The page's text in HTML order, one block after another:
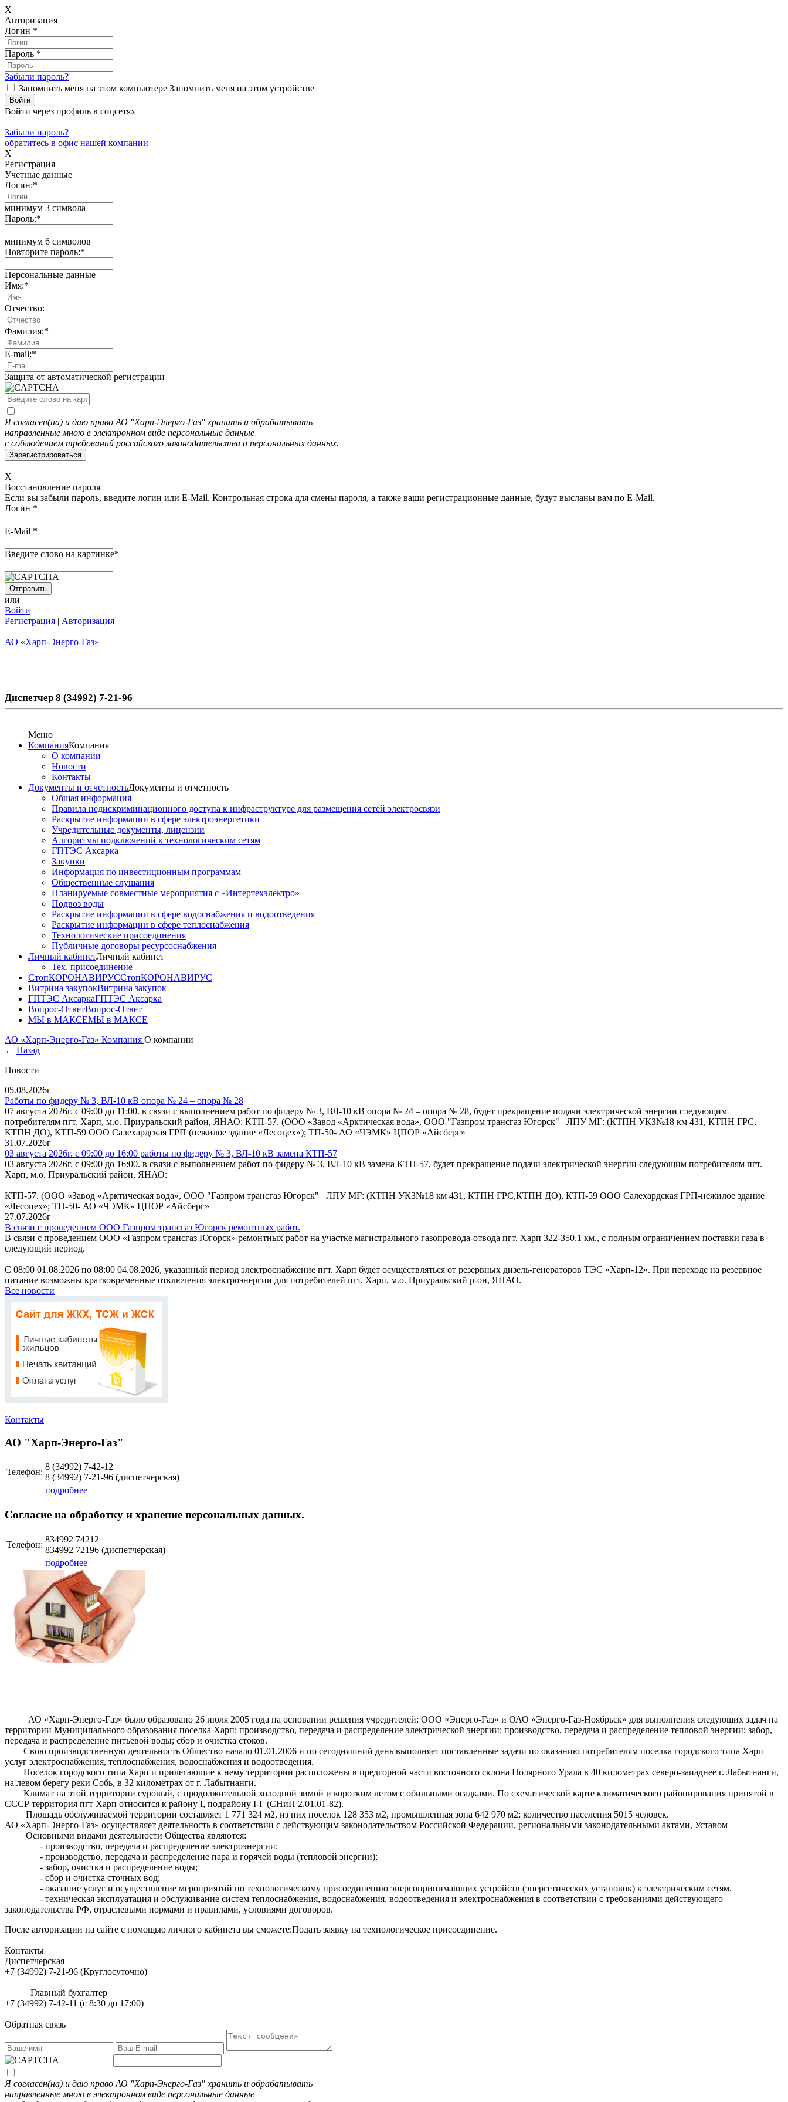
X
Авторизация
Логин *
Пароль *
Забыли пароль?
Запомнить меня на этом компьютере Запомнить меня на этом устройстве
Войти через профиль в соцсетях
Забыли пароль?
обратитесь в офис нашей компании
X
Регистрация
Учетные данные
Логин:*
минимум 3 символа
Пароль:*
минимум 6 символов
Повторите пароль:*
Персональные данные
Имя:*
Отчество:
Фамилия:*
E-mail:*
Защита от автоматической регистрации
Я согласен(на) и даю право АО "Харп-Энерго-Газ" хранить и обрабатывать
направленные мною в электронном виде персональные данные
с соблюдением требований российского законодательства о персональных данных.
X
Восстановление пароля
Если вы забыли пароль, введите логин или E-Mail. Контрольная строка для смены пароля, а также ваши регистрационные данные, будут высланы вам по E-Mail.
Логин *
E-Mail *
Введите слово на картинке*
или
Войти
Регистрация | Авторизация
АО «Харп-Энерго-Газ»
Диспетчер 8 (34992) 7-21-96
Меню
КомпанияКомпания
О компании
Новости
Контакты
Документы и отчетностьДокументы и отчетность
Общая информация
Правила недискриминационного доступа к инфраструктуре для размещения сетей электросвязи
Раскрытие информации в сфере электроэнергетики
Учредительные документы, лицензии
Алгоритмы подключений к технологическим сетям
ГПТЭС Аксарка
Закупки
Информация по инвестиционным программам
Общественные слушания
Планируемые совместные мероприятия с «Интертехэлектро»
Подвоз воды
Раскрытие информации в сфере водоснабжения и водоотведения
Раскрытие информации в сфере теплоснабжения
Технологические присоединения
Публичные договоры ресурсоснабжения
Личный кабинетЛичный кабинет
Тех. присоединение
СтопКОРОНАВИРУССтопКОРОНАВИРУС
Витрина закупокВитрина закупок
ГПТЭС АксаркаГПТЭС Аксарка
Вопрос-ОтветВопрос-Ответ
МЫ в МАКСЕМЫ в МАКСЕ
АО «Харп-Энерго-Газ» Компания О компании
← Назад
Новости
05.08.2026г
Работы по фидеру № 3, ВЛ-10 кВ опора № 24 – опора № 28
07 августа 2026г. с 09:00 до 11:00. в связи с выполнением работ по фидеру № 3, ВЛ-10 кВ опора № 24 – опора № 28, будет прекращение подачи электрической энергии следующим
потребителям пгт. Харп, м.о. Приуральский район, ЯНАО: КТП-57. (ООО «Завод «Арктическая вода», ООО "Газпром трансгаз Югорск" ЛПУ МГ: (КТПН УКЗ№18 км 431, КТПН ГРС,
КТПН ДО), КТП-59 ООО Салехардская ГРП (нежилое здание «Лесоцех»); ТП-50- АО «ЧЭМК» ЦПОР «Айсберг»
31.07.2026г
03 августа 2026г. с 09:00 до 16:00 работы по фидеру № 3, ВЛ-10 кВ замена КТП-57
03 августа 2026г. с 09:00 до 16:00. в связи с выполнением работ по фидеру № 3, ВЛ-10 кВ замена КТП-57, будет прекращение подачи электрической энергии следующим потребителям пгт.
Харп, м.о. Приуральский район, ЯНАО:
КТП-57. (ООО «Завод «Арктическая вода», ООО "Газпром трансгаз Югорск" ЛПУ МГ: (КТПН УКЗ№18 км 431, КТПН ГРС,КТПН ДО), КТП-59 ООО Салехардская ГРП-нежилое здание
«Лесоцех»; ТП-50- АО «ЧЭМК» ЦПОР «Айсберг»
27.07.2026г
В связи с проведением ООО Газпром трансгаз Югорск ремонтных работ.
В связи с проведением ООО «Газпром трансгаз Югорск» ремонтных работ на участке магистрального газопровода-отвода пгт. Харп 322-350,1 км., с полным ограничением поставки газа в
следующий период.
С 08:00 01.08.2026 по 08:00 04.08.2026, указанный период электроснабжение пгт. Харп будет осуществляться от резервных дизель-генераторов ТЭС «Харп-12». При переходе на резервное
питание возможны кратковременные отключения электроэнергии для потребителей пгт. Харп, м.о. Приуральский р-он, ЯНАО.
Все новости
Контакты
АО "Харп-Энерго-Газ"
Телефон:
8 (34992) 7-42-12
8 (34992) 7-21-96 (диспетчерская)
подробнее
Согласие на обработку и хранение персональных данных.
Телефон:
834992 74212
834992 72196 (диспетчерская)
подробнее
АО «Харп-Энерго-Газ» было образовано 26 июля 2005 года на основании решения учредителей: ООО «Энерго-Газ» и ОАО «Энерго-Газ-Ноябрьск» для выполнения следующих задач на
территории Муниципального образования поселка Харп: производство, передача и распределение электрической энергии; производство, передача и распределение тепловой энергии; забор,
передача и распределение питьевой воды; сбор и очистка стоков.
Свою производственную деятельность Общество начало 01.01.2006 и по сегодняшний день выполняет поставленные задачи по оказанию потребителям поселка городского типа Харп
услуг электроснабжения, теплоснабжения, водоснабжения и водоотведения.
Поселок городского типа Харп и прилегающие к нему территории расположены в предгорной части восточного склона Полярного Урала в 40 километрах северо-западнее г. Лабытнанги,
на левом берегу реки Собь, в 32 километрах от г. Лабытнанги.
Климат на этой территории суровый, с продолжительной холодной зимой и коротким летом с обильными осадками. По схематической карте климатического районирования принятой в
СССР территория пгт Харп относится к району I, подрайону I-Г (СНиП 2.01.01-82).
Площадь обслуживаемой территории составляет 1 771 324 м2, из них поселок 128 353 м2, промышленная зона 642 970 м2; количество населения 5015 человек.
АО «Харп-Энерго-Газ» осуществляет деятельность в соответствии с действующим законодательством Российской Федерации, региональными законодательными актами, Уставом
Основными видами деятельности Общества являются:
- производство, передача и распределение электроэнергии;
- производство, передача и распределение пара и горячей воды (тепловой энергии);
- забор, очистка и распределение воды;
- сбор и очистка сточных вод;
- оказание услуг и осуществление мероприятий по технологическому присоединению энергопринимающих устройств (энергетических установок) к электрическим сетям.
- техническая эксплуатация и обслуживание систем теплоснабжения, водоснабжения, водоотведения и электроснабжения в соответствии с требованиями действующего
законодательства РФ, отраслевыми нормами и правилами, условиями договоров.
После авторизации на сайте с помощью личного кабинета вы сможете:Подать заявку на технологическое присоединение.
Контакты
Диспетчерская
+7 (34992) 7-21-96 (Круглосуточно)
Главный бухгалтер
+7 (34992) 7-42-11 (с 8:30 до 17:00)
Обратная связь
Я согласен(на) и даю право АО "Харп-Энерго-Газ" хранить и обрабатывать
направленные мною в электронном виде персональные данные